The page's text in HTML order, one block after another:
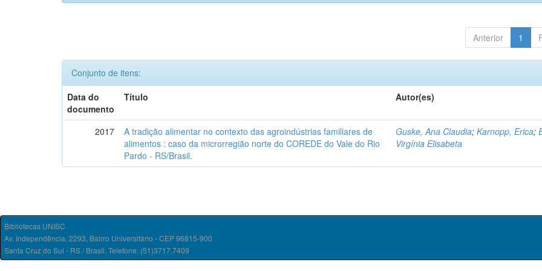
Anterior 1
Conjunto de itens:
Data do
documento
Título Autor(es)
2017
A tradição alimentar no contexto das agroindústrias familiares de
alimentos : caso da microrregião norte do COREDE do Vale do Rio
Pardo - RS/Brasil.
Guske, Ana Claudia;Karnopp, Erica;
Virgínia Elisabeta
Bibliotecas UNISC
Av. Independência, 2293, Bairro Universitário - CEP 96815-900
Santa Cruz do Sul - RS / Brasil. Telefone: (51)3717.7409